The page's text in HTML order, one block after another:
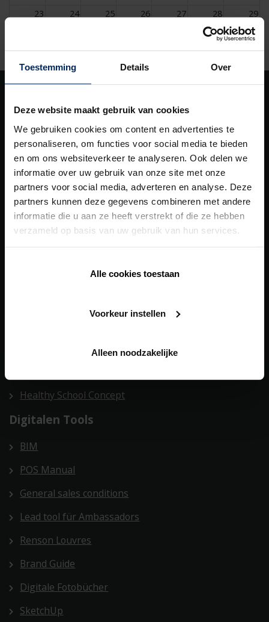
Toestemming Details Over
Deze website maakt gebruik van cookies
We gebruiken cookies om content en advertenties te
personaliseren, om functies voor social media te bieden
en om ons websiteverkeer te analyseren. Ook delen we
informatie over uw gebruik van onze site met onze
partners voor social media, adverteren en analyse. Deze
partners kunnen deze gegevens combineren met andere
informatie die u aan ze heeft verstrekt of die ze hebben
verzameld op basis van uw gebruik van hun services.
Alle cookies toestaan
Voorkeur instellen
Alleen noodzakelijke
23 24 25 26 27 28 29
30 31 1 2 3 4 5
UnsereLösungen
Building Automation
Fassadenverkleidung
Heizung/Kühlung
Lüftung
Outdoor
Building automation
Healthy Apartment Concept
Healthy School Concept
Digitalen Tools
BIM
POS Manual
General sales conditions
Lead tool für Ambassadors
Renson Louvres
Brand Guide
Digitale Fotobücher
SketchUp